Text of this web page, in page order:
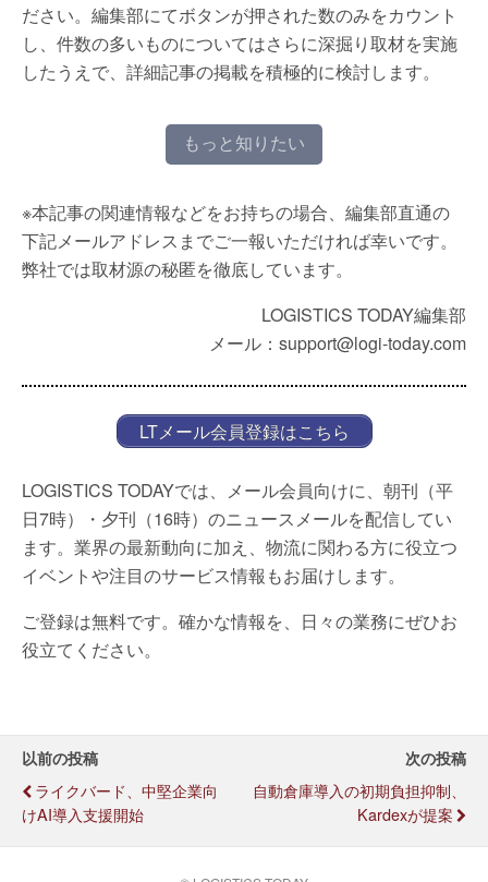
ださい。編集部にてボタンが押された数のみをカウント
し、件数の多いものについてはさらに深掘り取材を実施
したうえで、詳細記事の掲載を積極的に検討します。
もっと知りたい
※本記事の関連情報などをお持ちの場合、編集部直通の
下記メールアドレスまでご一報いただければ幸いです。
弊社では取材源の秘匿を徹底しています。
LOGISTICS TODAY編集部
メール：support@logi-today.com
LTメール会員登録はこちら
LOGISTICS TODAYでは、メール会員向けに、朝刊（平
日7時）・夕刊（16時）のニュースメールを配信してい
ます。業界の最新動向に加え、物流に関わる方に役立つ
イベントや注目のサービス情報もお届けします。
ご登録は無料です。確かな情報を、日々の業務にぜひお
役立てください。
以前の投稿
ライクバード、中堅企業向
けAI導入支援開始
次の投稿
自動倉庫導入の初期負担抑制、
Kardexが提案